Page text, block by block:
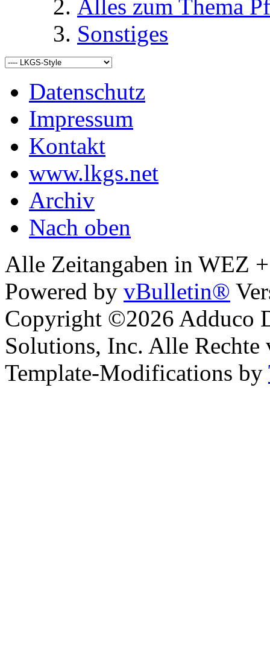
Alles zum Thema
Sonstiges
Datenschutz
Impressum
Kontakt
www.lkgs.net
Archiv
Nach oben
Alle Zeitangaben in WEZ
Powered by vBulletin®
Copyright ©2026 Adduco
Solutions, Inc. Alle Rechte
Template-Modifications by